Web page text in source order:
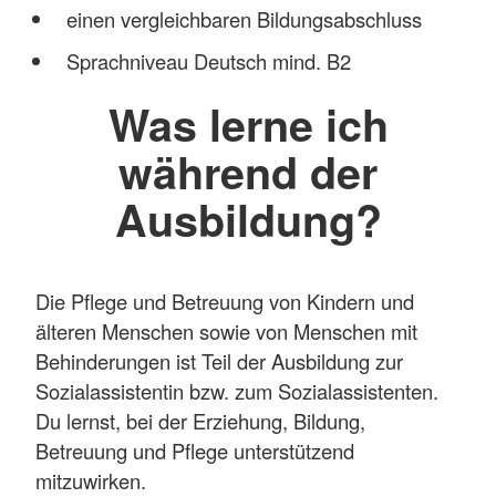
einen vergleichbaren Bildungsabschluss
Sprachniveau Deutsch mind. B2
Was lerne ich
während der
Ausbildung?
Die Pflege und Betreuung von Kindern und
älteren Menschen sowie von Menschen mit
Behinderungen ist Teil der Ausbildung zur
Sozialassistentin bzw. zum Sozialassistenten.
Du lernst, bei der Erziehung, Bildung,
Betreuung und Pflege unterstützend
mitzuwirken.